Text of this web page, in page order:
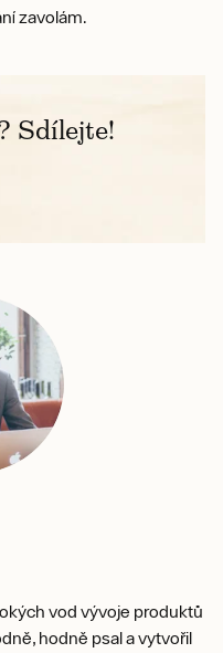
zavolám.
Sdílejte!
vod vývoje produktů
hodně psal a vytvořil